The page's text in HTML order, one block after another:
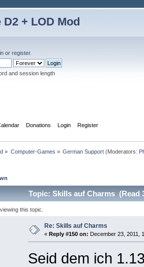
+ LOD Mod
or register.
and session length
Donations Login Register
» Computer-Games » German Support(Moderators:
Topic: Skills auf Charms (Read
this topic.
Re: Skills auf Charms
« Reply #150 on: December 23, 2011,
Seid dem ich